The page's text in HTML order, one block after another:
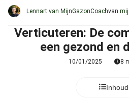
Lennart van MijnGazonCoachvan
Verticuteren: De
een gezond en
10/01/2025 8
Inhoud